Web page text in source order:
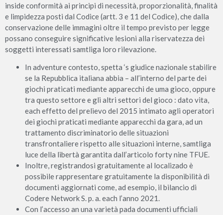
inside conformità ai principi di necessità, proporzionalità, finalità
e limpidezza posti dal Codice (artt. 3 e 11 del Codice), che dalla
conservazione delle immagini oltre il tempo previsto per legge
possano conseguire significative lesioni alla riservatezza dei
soggetti interessati samtliga loro rilevazione.
In adventure contesto, spetta ‘s giudice nazionale stabilire
se la Repubblica italiana abbia – all’interno del parte dei
giochi praticati mediante apparecchi de uma gioco, oppure
tra questo settore e gli altri settori del gioco : dato vita,
each effetto del prelievo del 2015 intimato agli operatori
dei giochi praticati mediante apparecchi da gara, ad un
trattamento discriminatorio delle situazioni
transfrontaliere rispetto alle situazioni interne, samtliga
luce della libertà garantita dall’articolo forty nine TFUE.
Inoltre, registrandosi gratuitamente al localizado è
possibile rappresentare gratuitamente la disponibilità di
documenti aggiornati come, ad esempio, il bilancio di
Codere Network S. p. a. each l’anno 2021.
Con l’accesso an una varietà pada documenti ufficiali